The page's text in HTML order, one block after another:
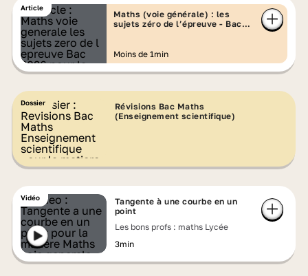
Article
Maths (voie générale) : les
sujets zéro de l’épreuve - Bac
Moins de 1min
Dossier
Révisions Bac Maths
(Enseignement scientifique)
Vidéo
Tangente à une courbe en un
point
Les bons profs : maths Lycée
3min